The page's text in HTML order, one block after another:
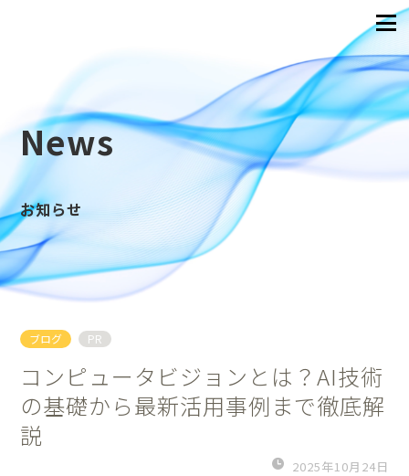
News
お知らせ
ブログ PR
コンピュータビジョンとは？AI技術
の基礎から最新活用事例まで徹底解
説
2025年10月24日